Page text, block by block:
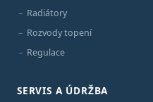
Radiátory
Rozvody topení
Regulace
SERVIS A ÚDRŽBA